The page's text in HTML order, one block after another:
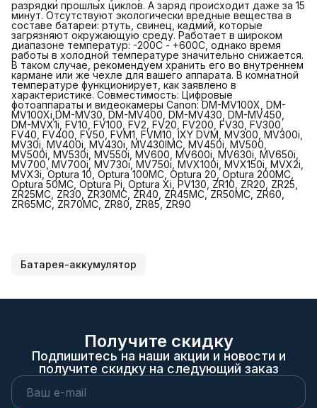
разрядки прошлых циклов. А заряд происходит даже за 15
минут. Отсутствуют экологически вредные вещества в
составе батареи: ртуть, свинец, кадмий, которые
загрязняют окружающую среду. Работает в широком
диапазоне температур: -200С - +600С, однако время
работы в холодной температуре значительно снижается.
В таком случае, рекомендуем хранить его во внутреннем
кармане или же чехле для вашего аппарата. В комнатной
температуре функционирует, как заявлено в
характеристике. Совместимость: Цифровые
фотоаппараты и видеокамеры Canon: DM-MV100X, DM-
MV100Xi,DM-MV30, DM-MV400, DM-MV430, DM-MV450,
DM-MVX1i, FV10, FV100, FV2, FV20, FV200, FV30, FV300,
FV40, FV400, FV50, FVM1, FVM10, IXY DVM, MV300, MV300i,
MV30i, MV400i, MV430i, MV430IMC, MV450i, MV500,
MV500i, MV530i, MV550i, MV600, MV600i, MV630i, MV650i,
MV700, MV700i, MV730i, MV750i, MVX100i, MVX150i, MVX2i,
MVX3i, Optura 10, Optura 100MC, Optura 20, Optura 200MC,
Optura 50MC, Optura Pi, Optura Xi, PV130, ZR10, ZR20, ZR25,
ZR25MC, ZR30, ZR30MC, ZR40, ZR45MC, ZR50MC, ZR60,
ZR65MC, ZR70MC, ZR80, ZR85, ZR90
Батарея-аккумулятор
Получите скидку
Подпишитесь на наши акции и новости и
получите скидку на следующий заказ